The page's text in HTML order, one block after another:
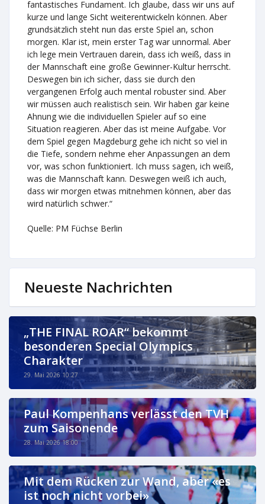
fantastisches Fundament. Ich glaube, dass wir uns auf
kurze und lange Sicht weiterentwickeln können. Aber
grundsätzlich steht nun das erste Spiel an, schon
morgen. Klar ist, mein erster Tag war unnormal. Aber
ich lege mein Vertrauen darein, dass ich weiß, dass in
der Mannschaft eine große Gewinner-Kultur herrscht.
Deswegen bin ich sicher, dass sie durch den
vergangenen Erfolg auch mental robuster sind. Aber
wir müssen auch realistisch sein. Wir haben gar keine
Ahnung wie die individuellen Spieler auf so eine
Situation reagieren. Aber das ist meine Aufgabe. Vor
dem Spiel gegen Magdeburg gehe ich nicht so viel in
die Tiefe, sondern nehme eher Anpassungen an dem
vor, was schon funktioniert. Ich muss sagen, ich weiß,
was die Mannschaft kann. Deswegen weiß ich auch,
dass wir morgen etwas mitnehmen können, aber das
wird natürlich schwer.“
Quelle: PM Füchse Berlin
Neueste Nachrichten
„THE FINAL ROAR“ bekommt
besonderen Special Olympics
Charakter
29. Mai 2026 10:27
Paul Kompenhans verlässt den TVH
zum Saisonende
28. Mai 2026 18:00
Mit dem Rücken zur Wand, aber «es
ist noch nicht vorbei»